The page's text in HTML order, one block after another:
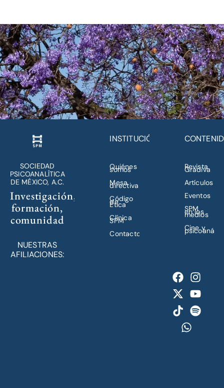
SOCIEDAD
PSICOANALÍTICA
DE MÉXICO, A.C.
Investigación,
formación,
comunidad
NUESTRAS
AFILIACIONES:
INSTITUCIÓN
Quiénes
somos
Mesa
directiva
Código
de
Ética
Clínica
SPM
Contacto
Revista
Gradiva
Artículos
Eventos
SPM
en los
medios
Cine y